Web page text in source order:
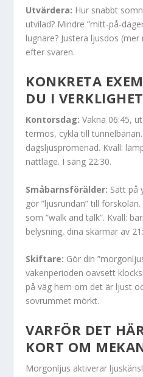
Utvärdera: Hur snabbt
utvilad? Mindre ”mitt-på-
lugnare? Justera ljusdos
efter svaren.
KONKRETA
DU I
Kontorsdag: Vakna 06:45,
termos, cykla till
dagsljuspromenad. Kväll:
nattläge. I säng 22:30.
Småbarnsförälder: Sätt på
gör ”ljusrundan” till
som ”walk and talk”. Kväll:
belysning, dina skärmar av
Skiftare: Gör din
vakenperioden oavsett
på väg hem om det är ljust
sovrummet mörkt.
VARFÖR DET
KORT OM
Morgonljus aktiverar